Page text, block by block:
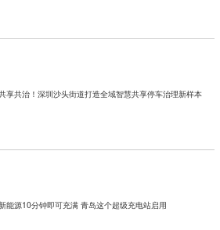
享共治！深圳沙头街道打造全域智慧共享停车治理新样本
能源10分钟即可充满 青岛这个超级充电站启用